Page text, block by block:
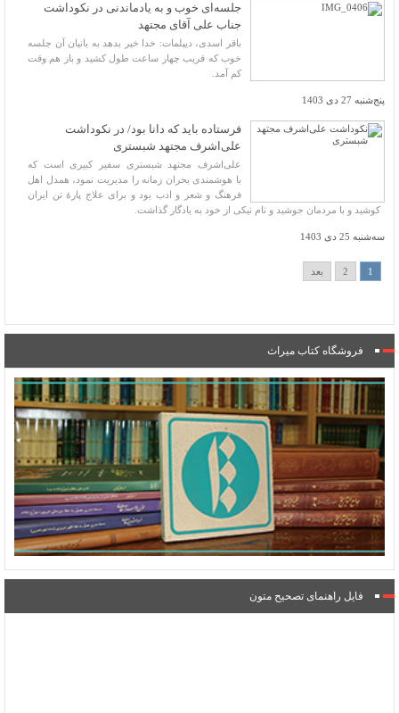
جلسه‌ای خوب و به یادماندنی در نکوداشت
جناب علی آقای مجتهد
باقر اسدی، دیپلمات: خدا خیر بدهد به بانیان آن جلسه
خوب که قریب چهار ساعت طول کشید و باز هم وقت
کم آمد.
پنج‌شنبه 27 دی 1403
فرستاده باید که دانا بود/ در نکوداشت
علی‌اشرف مجتهد شبستری
علی‌اشرف مجتهد شبستری سفیر کبیری است که
با هوشمندی بحران زمانه را مدیریت نمود، همدل اهل
فرهنگ و شعر و ادب بود و برای علاج پارۀ تن ایران
کوشید و با مردمان جوشید و نام نیکی از خود به یادگار گذاشت.
سه‌شنبه 25 دی 1403
1
2 بعد
فروشگاه کتاب میراث
فایل راهنمای تصحیح متون